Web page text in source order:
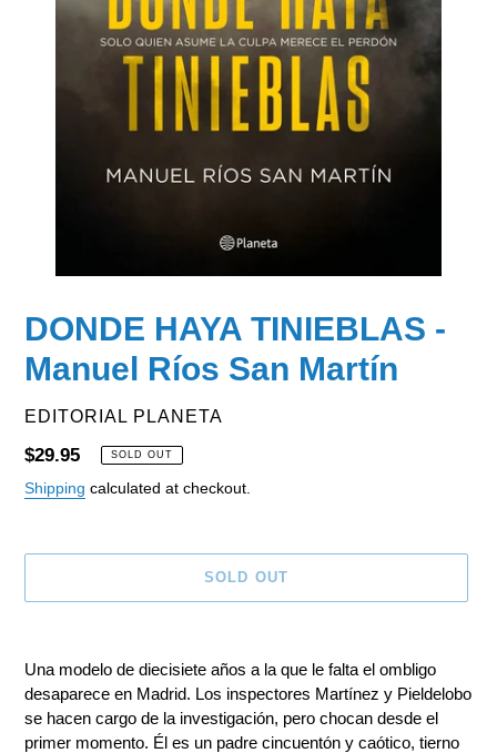
DONDE HAYA TINIEBLAS -
Manuel Ríos San Martín
VENDOR
EDITORIAL PLANETA
Regular
price
$29.95 SOLD OUT
Shipping calculated at checkout.
SOLD OUT
to
your
cart
Una modelo de diecisiete años a la que le falta el ombligo
desaparece en Madrid. Los inspectores Martínez y Pieldelobo
se hacen cargo de la investigación, pero chocan desde el
primer momento. Él es un padre cincuentón y caótico, tierno